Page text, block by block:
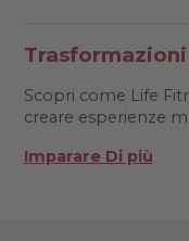
Scopri come Life
creare esperienze
Imparare Di più